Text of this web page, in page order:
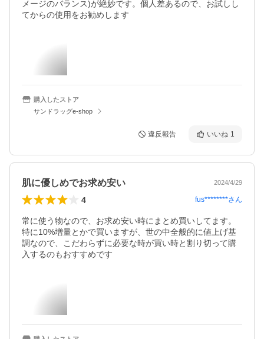
メージのバランス)が絶妙です。個人差あるので、お試しし
てからの使用をお勧めします
購入したストア
サンドラッグe-shop
違反報告 いいね 1
肌に優しめでお求め安い 2024/4/29
4 fus********さん
常に使う物なので、お求め安い時にまとめ買いしてます。
特に10%増量とかで買いますが、世の中全般的に値上げ基
調なので、こだわらずに必要な時が買い時と割り切って購
入するのもおすすめです